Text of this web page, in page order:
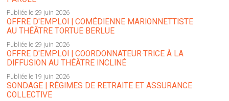
Publiée le 29 juin 2026
OFFRE D'EMPLOI | COMÉDIENNE MARIONNETTISTE
AU THÉÂTRE TORTUE BERLUE
Publiée le 29 juin 2026
OFFRE D'EMPLOI | COORDONNATEUR·TRICE À LA
DIFFUSION AU THÉÂTRE INCLINÉ
Publiée le 19 juin 2026
SONDAGE | RÉGIMES DE RETRAITE ET ASSURANCE
COLLECTIVE